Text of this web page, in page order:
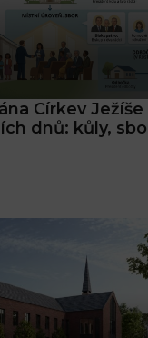
Církev Ježíše
dnů: kůly,